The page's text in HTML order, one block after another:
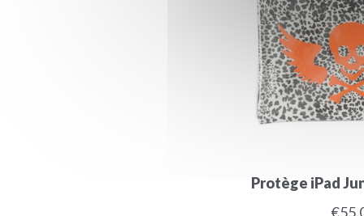
Protège iPad